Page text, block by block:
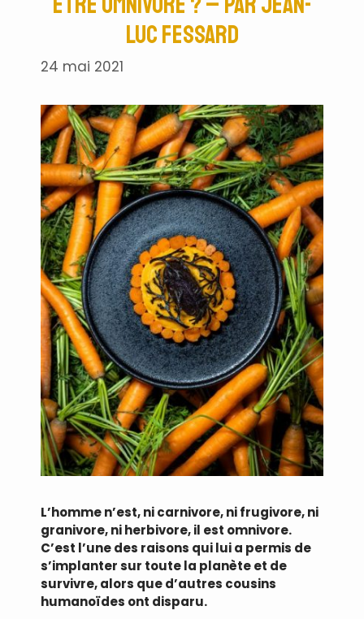
Luc Fessard
24 mai 2021
L’homme n’est, ni carnivore, ni frugivore, ni
granivore, ni herbivore, il est omnivore.
C’est l’une des raisons qui lui a permis de
s’implanter sur toute la planète et de
survivre, alors que d’autres cousins
humanoïdes ont disparu.